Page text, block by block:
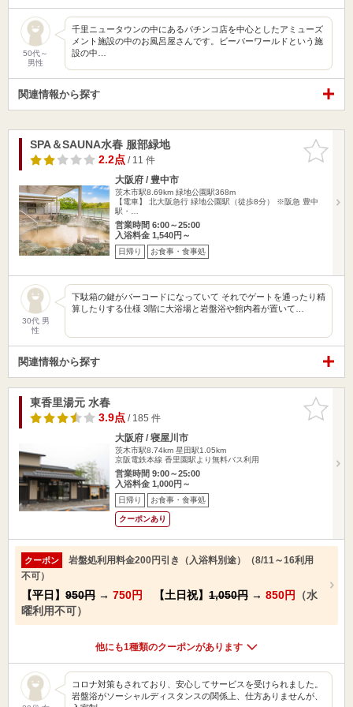
50代～
男性
千里ニュータウンの中にあるパチンコ店を中心としたアミューズ
メント施設の中のお風呂屋さんです。ビーバーワールドという施
設の中…
関連情報から探す
お気に入
りに追加
SPA＆SAUNA水春 服部緑地
2.2点/ 11 件
大阪府 / 豊中市
茨木市駅8.69km 緑地公園駅368m
【電車】 北大阪急行 緑地公園駅（徒歩8分） ※阪急 豊中
駅・…
営業時間 6:00～25:00
入浴料金 1,540円～
日帰り お食事・食事処
30代 男
性
下駄箱の鍵がバーコードになっていて それでゲートを通ったり精
算したりする仕様 3階に大浴場と岩盤浴や館内着が置いて…
関連情報から探す
お気に入
りに追加
東香里湯元 水春
3.9点/ 185 件
大阪府 / 寝屋川市
茨木市駅8.74km 星田駅1.05km
京阪電鉄本線 香里園駅より無料バス利用
営業時間 9:00～25:00
入浴料金 1,000円～
日帰り お食事・食事処
クーポンあり
クーポン
岩盤処利用料金200円引き（入浴料別途）（8/11～16利用
不可）
【平日】 950円 → 750円 【土日祝】 1,050円 → 850円
（水
曜利用不可）
他にも1種類のクーポンがあります
コロナ対策もされており、安心してサービスを受けられました。
岩盤浴がソーシャルディスタンスの関係上、仕方ありませんが、